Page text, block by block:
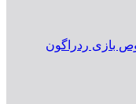
بازی ردراگون